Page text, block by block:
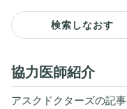
検索しなおす
協力医師紹介
アスクドクターズの記